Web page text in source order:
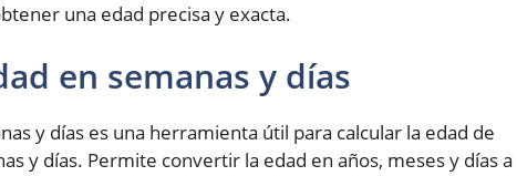
una edad precisa y exacta.
en semanas y días
y días es una herramienta útil para calcular la edad de
y días. Permite convertir la edad en años, meses y días a